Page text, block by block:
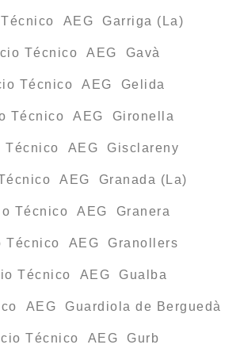
AEG Garriga (La)
Técnico AEG Gavà
Técnico AEG Gelida
Técnico AEG Gironella
Técnico AEG Gisclareny
AEG Granada (La)
Técnico AEG Granera
Técnico AEG Granollers
Técnico AEG Gualba
AEG Guardiola de Berguedà
Técnico AEG Gurb